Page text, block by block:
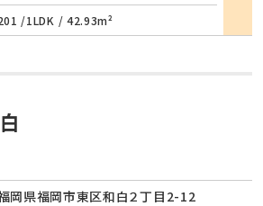
/1LDK / 42.93m²
岡県福岡市東区和白２丁目2-12